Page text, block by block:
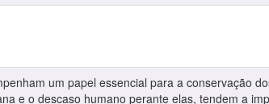
um papel essencial para a conservação
e o descaso humano perante elas, tendem a